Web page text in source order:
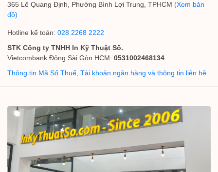
365 Lê Quang Định, Phường Bình Lợi Trung, TPHCM (Xem bản
đồ)
Hotline kế toán: 028 2268 2222
STK Công ty TNHH In Kỹ Thuật Số.
Vietcombank Đông Sài Gòn HCM: 0531002468134
Thông tin Mã Số Thuế, Tài khoản ngân hàng và thông tin liên hệ